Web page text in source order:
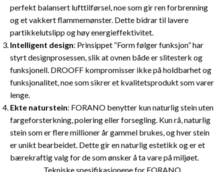
perfekt balansert lufttilførsel, noe som gir ren forbrenning
og et vakkert flammemønster. Dette bidrar til lavere
partikkelutslipp og høy energieffektivitet.
Intelligent design: Prinsippet “Form følger funksjon” har
styrt designprosessen, slik at ovnen både er slitesterk og
funksjonell. DROOFF kompromisser ikke på holdbarhet og
funksjonalitet, noe som sikrer et kvalitetsprodukt som varer
lenge.
Ekte naturstein: FORANO benytter kun naturlig stein uten
fargeforsterkning, polering eller forsegling. Kun rå, naturlig
stein som er flere millioner år gammel brukes, og hver stein
er unikt bearbeidet. Dette gir en naturlig estetikk og er et
bærekraftig valg for de som ønsker å ta vare på miljøet.
Tekniske spesifikasjonene for FORANO